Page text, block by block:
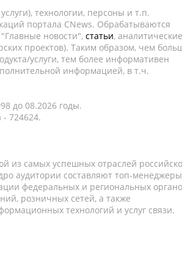
технологии, персоны и т.п.
портала CNews. Обрабатываются
новости", статьи, аналитические
проектов). Таким образом, чем
услуги, тем более информативен
информацией, в т.ч.
до 08.2026 годы.
724624.
из самых успешных отраслей
аудитории составляют топ-
федеральных и региональных
розничных сетей, а также
технологий и услуг связи.